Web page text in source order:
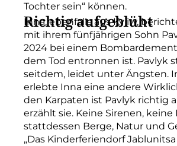
Tochter sein“ können.
Richtig aufgeblüht
Inna, ebenfalls aus Kyjiw,
mit ihrem fünfjährigen Sohn
2024 bei einem
dem Tod entronnen ist. Pavlyk
seitdem, leidet unter Ängsten.
erlebte Inna eine andere
den Karpaten ist Pavlyk richtig
erzählt sie. Keine Sirenen, keine
stattdessen Berge, Natur und
„Das Kinderferiendorf